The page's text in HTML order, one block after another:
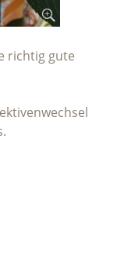
richtig gute